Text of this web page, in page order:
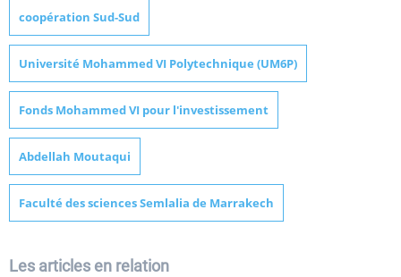
coopération Sud-Sud
Université Mohammed VI Polytechnique (UM6P)
Fonds Mohammed VI pour l'investissement
Abdellah Moutaqui
Faculté des sciences Semlalia de Marrakech
Les articles en relation